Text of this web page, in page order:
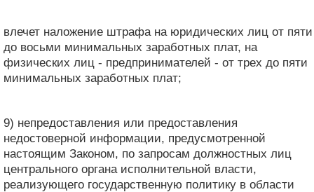
влечет наложение штрафа на юридических лиц от пяти
до восьми минимальных заработных плат, на
физических лиц - предпринимателей - от трех до пяти
минимальных заработных плат;
9) непредоставления или предоставления
недостоверной информации, предусмотренной
настоящим Законом, по запросам должностных лиц
центрального органа исполнительной власти,
реализующего государственную политику в области